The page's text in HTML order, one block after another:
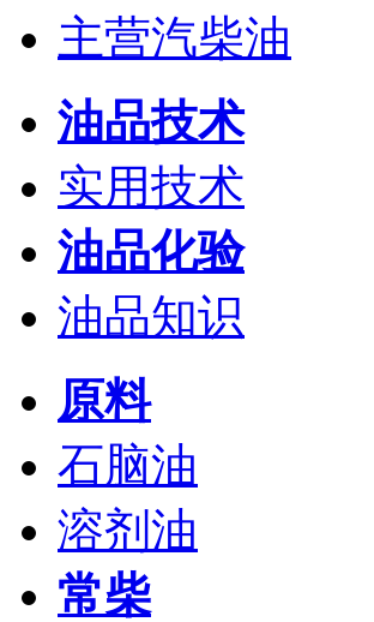
主营汽柴油
油品技术
实用技术
油品化验
油品知识
原料
石脑油
溶剂油
常柴